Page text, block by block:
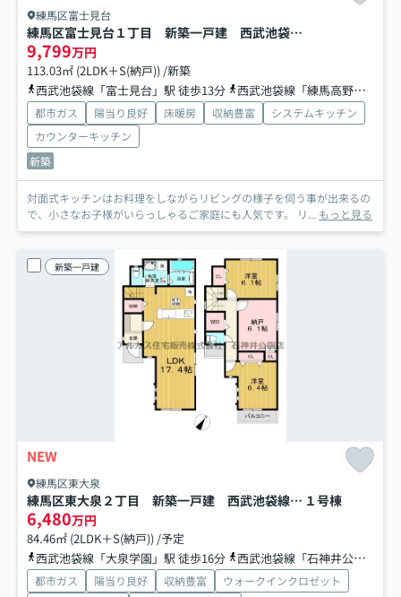
練馬区富士見台
練馬区富士見台１丁目 新築一戸建 西武池袋線 富士見台
9,799万円
113.03㎡ (2LDK＋S(納戸)) /新築
西武池袋線「富士見台」駅 徒歩13分
西武池袋線「練馬高野台」駅 徒歩13分
都市ガス 陽当り良好 床暖房 収納豊富
システムキッチン
カウンターキッチン
新築
対面式キッチンはお料理をしながらリビングの様子を伺う事が出来るの
で、小さなお子様がいらっしゃるご家庭にも人気です。 リ... もっと見る
新築一戸建
NEW
練馬区東大泉
練馬区東大泉２丁目 新築一戸建 西武池袋線 大泉学園 １号棟
6,480万円
84.46㎡ (2LDK＋S(納戸)) /予定
西武池袋線「大泉学園」駅 徒歩16分
西武池袋線「石神井公園」駅 バス7分 西武バス「三原台中学校（東京都）」 停歩3分
都市ガス 陽当り良好 収納豊富
ウォークインクロゼット